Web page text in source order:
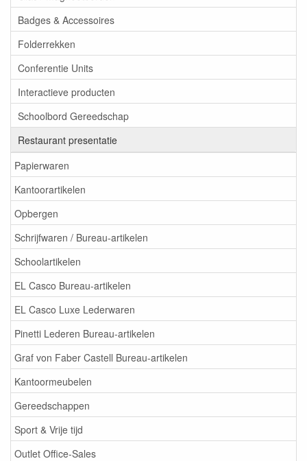
Badges & Accessoires
Folderrekken
Conferentie Units
Interactieve producten
Schoolbord Gereedschap
Restaurant presentatie
Papierwaren
Kantoorartikelen
Opbergen
Schrijfwaren / Bureau-artikelen
Schoolartikelen
EL Casco Bureau-artikelen
EL Casco Luxe Lederwaren
Pinetti Lederen Bureau-artikelen
Graf von Faber Castell Bureau-artikelen
Kantoormeubelen
Gereedschappen
Sport & Vrije tijd
Outlet Office-Sales